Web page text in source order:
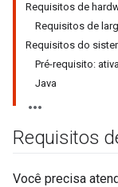
Requisitos de
Requisitos de
Requisitos do
Pré-requisito:
Java
Requisitos
Você precisa